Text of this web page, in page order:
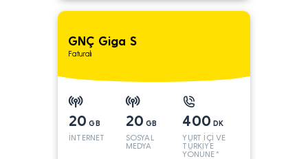
GNÇ Giga S
Faturalı
20 GB
İNTERNET
20 GB
SOSYAL
MEDYA
400 DK
YURT İÇİ VE
TÜRKİYE
YÖNÜNE*